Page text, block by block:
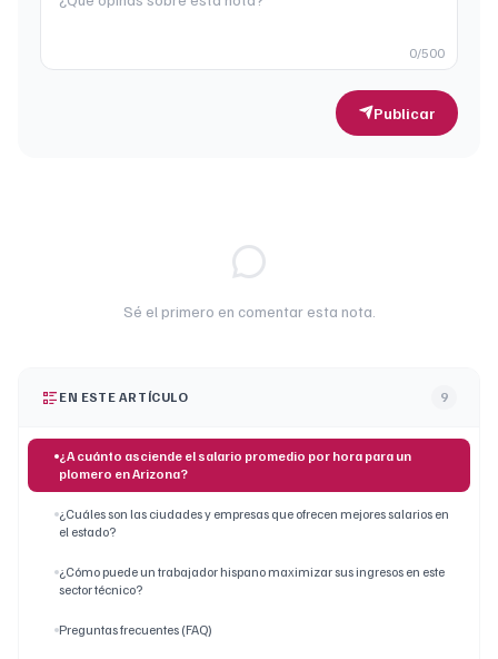
0/500
Publicar
Sé el primero en comentar esta nota.
EN ESTE ARTÍCULO 9
¿A cuánto asciende el salario promedio por hora para un
plomero en Arizona?
¿Cuáles son las ciudades y empresas que ofrecen mejores salarios en
el estado?
¿Cómo puede un trabajador hispano maximizar sus ingresos en este
sector técnico?
Preguntas frecuentes (FAQ)